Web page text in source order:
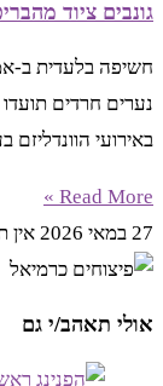
גונבים ציוד
חשיפה בלעדית ב-
נערים חרדים
באירועי
Read More »
27 במאי 2026
אין
אולי תאהב/י גם